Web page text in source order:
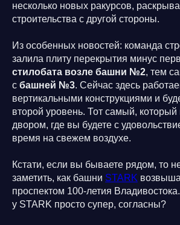
несколько новых ракурсов,
строительства с другой стороны.
Из особенных новостей: команда
залила плиту перекрытия минус
стилобата возле башни №2, тем
с башней №3. Сейчас здесь
вертикальными конструкциями и
второй уровень. Тот самый, который
двором, где вы будете с
время на свежем воздухе.
Кстати, если вы бываете рядом, то
заметить, как башни STARK
проспектом 100-летия
у STARK просто супер, согласны?